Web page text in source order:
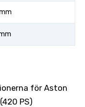
för Aston
PS)